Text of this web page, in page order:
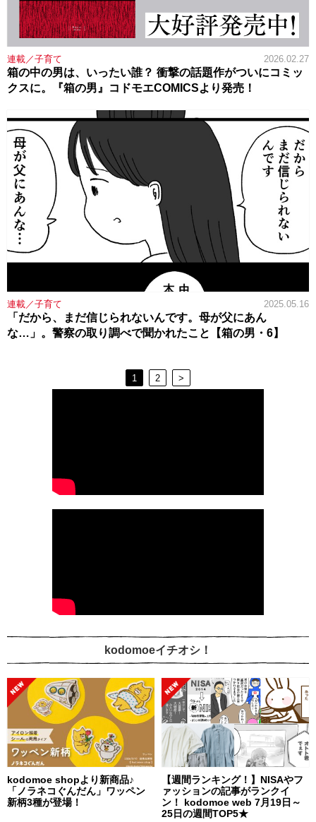
連載／子育て 2026.02.27
箱の中の男は、いったい誰？ 衝撃の話題作がついにコミッ
クスに。『箱の男』コドモエCOMICSより発売！
連載／子育て 2025.05.16
「だから、まだ信じられないんです。母が父にあん
な…」。警察の取り調べで聞かれたこと【箱の男・6】
1 2 >
kodomoeイチオシ！
kodomoe shopより新商品♪
「ノラネコぐんだん」ワッペン
新柄3種が登場！
【週間ランキング！】NISAやフ
ァッションの記事がランクイ
ン！ kodomoe web 7月19日～
25日の週間TOP5★